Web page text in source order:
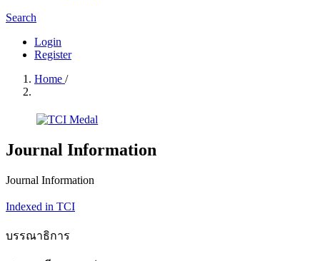
Search
Login
Register
Home /
Journal Information
Journal Information
Indexed in TCI
บรรณาธิการ